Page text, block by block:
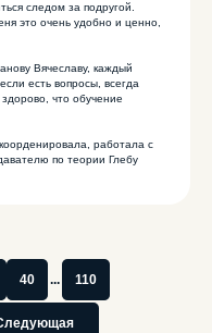
следом за подругой.
это очень удобно и ценно,
Вячеславу, каждый
есть вопросы, всегда
что обучение
работала с
по теории Глебу
40 ... 110